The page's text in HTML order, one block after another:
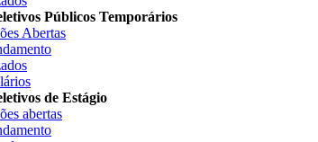
Públicos Temporários
Abertas
de Estágio
abertas